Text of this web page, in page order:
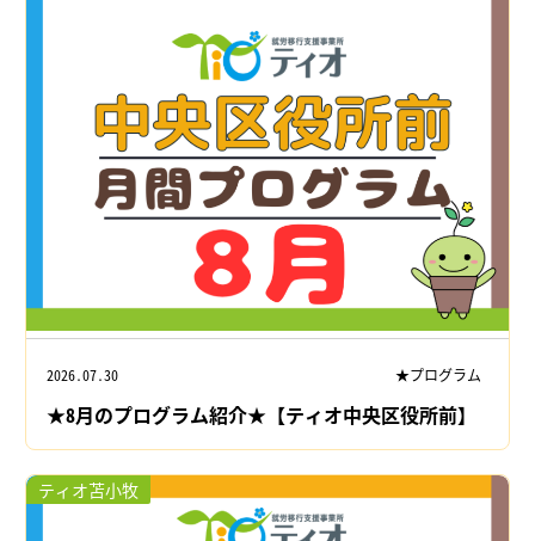
2026.07.30 ★プログラム
★8月のプログラム紹介★【ティオ中央区役所前】
ティオ苫小牧